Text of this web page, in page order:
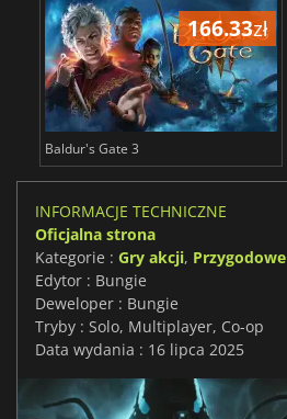
166.33zł
Baldur's Gate 3
INFORMACJE TECHNICZNE
Oficjalna strona
Kategorie : Gry akcji, Przygodowe
Edytor : Bungie
Deweloper : Bungie
Tryby : Solo, Multiplayer, Co-op
Data wydania : 16 lipca 2025